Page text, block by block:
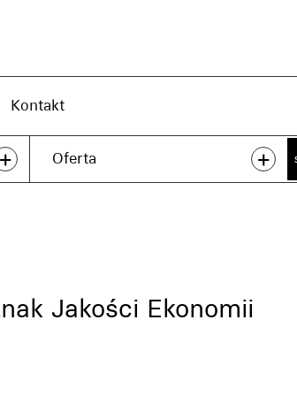
Kontakt
+ Oferta +
Jakości Ekonomii